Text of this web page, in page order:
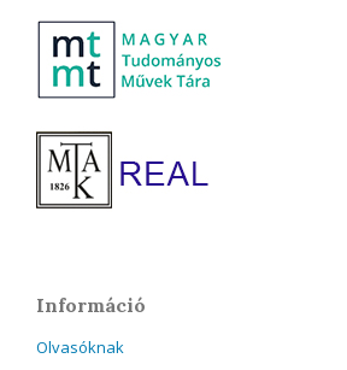
Információ
Olvasóknak